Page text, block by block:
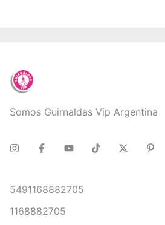
Somos Guirnaldas Vip Argentina
5491168882705
1168882705